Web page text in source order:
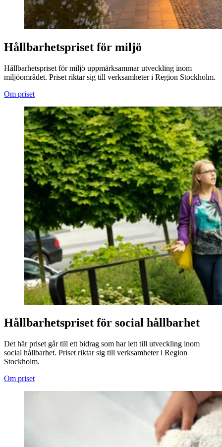
Hållbarhetspriset för miljö
Hållbarhetspriset för miljö uppmärksammar utveckling inom
miljöområdet. Priset riktar sig till verksamheter i Region Stockholm.
Om priset
Hållbarhetspriset för social hållbarhet
Det här priset går till ett bidrag som har lett till utveckling inom
social hållbarhet. Priset riktar sig till verksamheter i Region
Stockholm.
Om priset